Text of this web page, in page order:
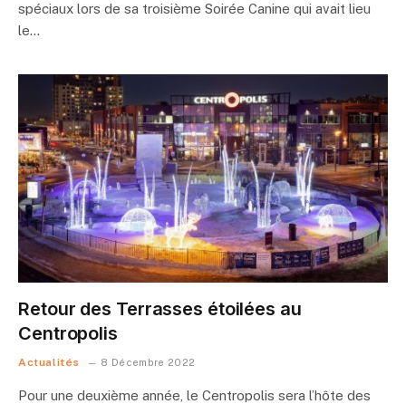
spéciaux lors de sa troisième Soirée Canine qui avait lieu
le…
Retour des Terrasses étoilées au
Centropolis
Actualités 8 Décembre 2022
Pour une deuxième année, le Centropolis sera l’hôte des